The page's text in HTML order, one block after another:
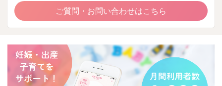
ご質問・お問い合わせはこちら